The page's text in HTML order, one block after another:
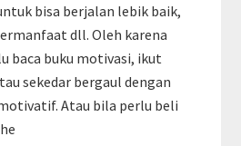
bisa berjalan lebik baik,
dll. Oleh karena
baca buku motivasi, ikut
sekedar bergaul dengan
Atau bila perlu beli